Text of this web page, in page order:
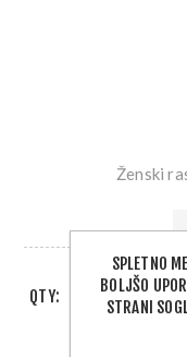
Ženski
QTY:
SPLETNO
BOLJŠO
STRANI